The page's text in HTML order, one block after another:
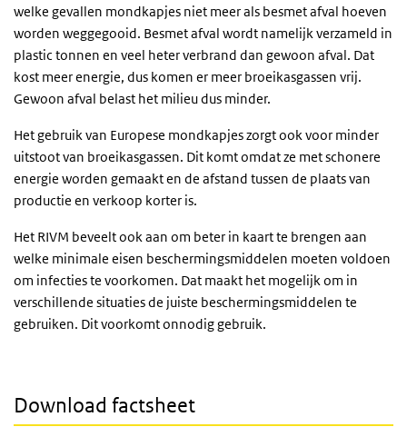
welke gevallen mondkapjes niet meer als besmet afval hoeven
worden weggegooid. Besmet afval wordt namelijk verzameld in
plastic tonnen en veel heter verbrand dan gewoon afval. Dat
kost meer energie, dus komen er meer broeikasgassen vrij.
Gewoon afval belast het milieu dus minder.
Het gebruik van Europese mondkapjes zorgt ook voor minder
uitstoot van broeikasgassen. Dit komt omdat ze met schonere
energie worden gemaakt en de afstand tussen de plaats van
productie en verkoop korter is.
Het RIVM beveelt ook aan om beter in kaart te brengen aan
welke minimale eisen beschermingsmiddelen moeten voldoen
om infecties te voorkomen. Dat maakt het mogelijk om in
verschillende situaties de juiste beschermingsmiddelen te
gebruiken. Dit voorkomt onnodig gebruik.
Download factsheet